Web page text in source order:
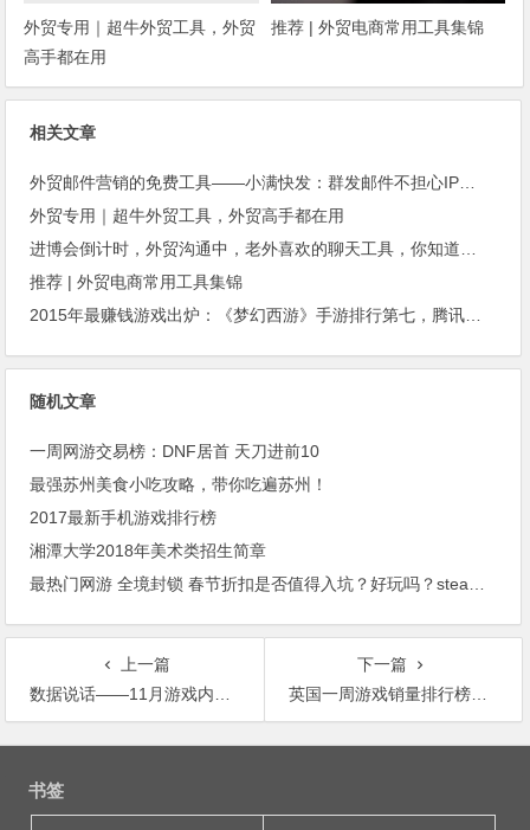
外贸专用｜超牛外贸工具，外贸
高手都在用
推荐 | 外贸电商常用工具集锦
相关文章
外贸邮件营销的免费工具——小满快发：群发邮件不担心IP被封
外贸专用｜超牛外贸工具，外贸高手都在用
进博会倒计时，外贸沟通中，老外喜欢的聊天工具，你知道几种？
推荐 | 外贸电商常用工具集锦
2015年最赚钱游戏出炉：《梦幻西游》手游排行第七，腾讯总收入进前三
随机文章
一周网游交易榜：DNF居首 天刀进前10
最强苏州美食小吃攻略，带你吃遍苏州！
2017最新手机游戏排行榜
湘潭大学2018年美术类招生简章
最热门网游 全境封锁 春节折扣是否值得入坑？好玩吗？steam加速器分享
上一篇
数据说话——11月游戏内场均得分排行榜
下一篇
英国一周游戏销量排行榜出炉 假期老外都玩啥？
文
书签